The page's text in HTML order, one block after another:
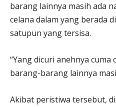
barang lainnya masih ada
celana dalam yang berada
satupun yang tersisa.
“Yang dicuri anehnya cuma
barang-barang lainnya
Akibat peristiwa tersebut,